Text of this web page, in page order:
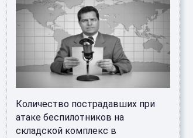
Количество пострадавших при
атаке беспилотников на
складской комплекс в